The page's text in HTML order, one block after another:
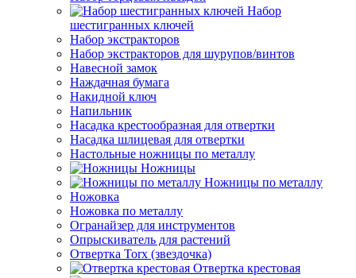
Набор
шестигранных ключей
Набор экстракторов
Набор экстракторов для шурупов/винтов
Навесной замок
Наждачная бумага
Накидной ключ
Напильник
Насадка крестообразная для отвертки
Насадка шлицевая для отвертки
Настольные ножницы по металлу
Ножницы
Ножницы по металлу
Ножовка
Ножовка по металлу
Огранайзер для инструментов
Опрыскиватель для растений
Отвертка Torx (звездочка)
Отвертка крестовая